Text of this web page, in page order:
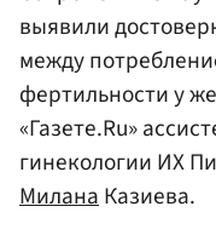
выявили
между
фертильности у
«Газете.Ru»
гинекологии ИХ
МиланаКазиева.